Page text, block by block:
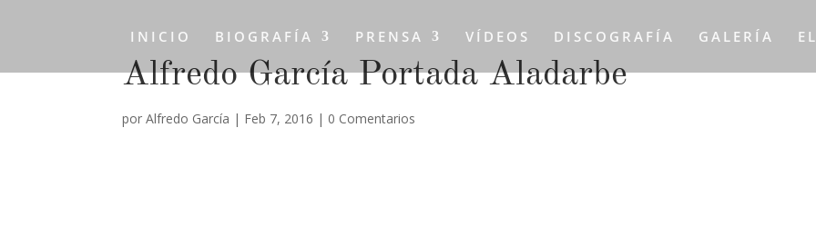
INICIO BIOGRAFÍA PRENSA VÍDEOS DISCOGRAFÍA GALERÍA
Alfredo García Portada Aladarbe
porAlfredo García | Feb 7, 2016 | 0 Comentarios